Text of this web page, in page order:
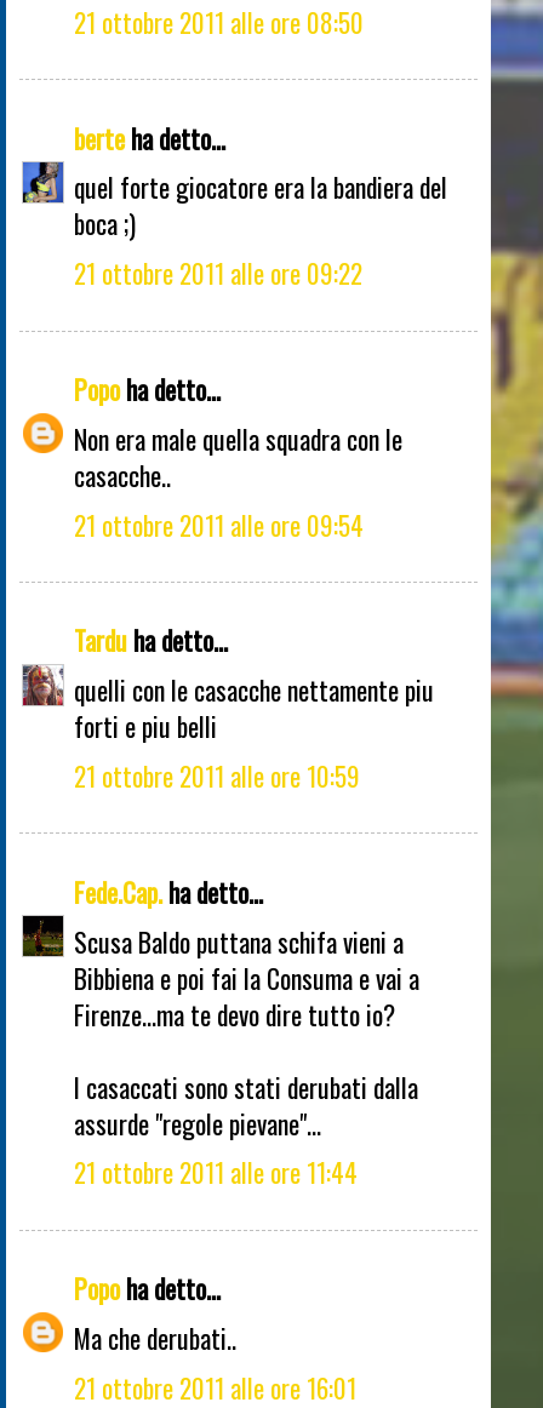
21 ottobre 2011 alle ore 08:50
berteha detto...
quel forte giocatore era la bandiera del
boca ;)
21 ottobre 2011 alle ore 09:22
Popoha detto...
Non era male quella squadra con le
casacche..
21 ottobre 2011 alle ore 09:54
Tarduha detto...
quelli con le casacche nettamente piu
forti e piu belli
21 ottobre 2011 alle ore 10:59
Fede.Cap.ha detto...
Scusa Baldo puttana schifa vieni a
Bibbiena e poi fai la Consuma e vai a
Firenze...ma te devo dire tutto io?
I casaccati sono stati derubati dalla
assurde "regole pievane"...
21 ottobre 2011 alle ore 11:44
Popoha detto...
Ma che derubati..
21 ottobre 2011 alle ore 16:01